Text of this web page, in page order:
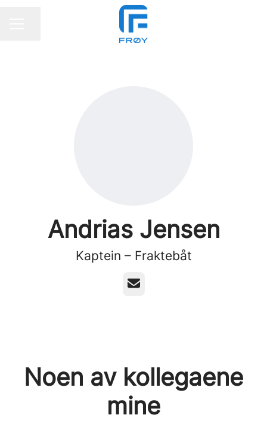
Andrias Jensen
Kaptein – Fraktebåt
E-post
Noen av kollegaene
mine